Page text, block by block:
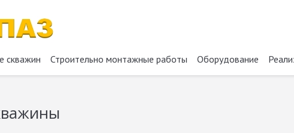
скважин Строительно монтажные работы Оборудование